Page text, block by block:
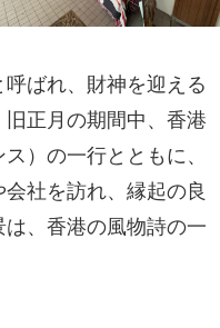
呼ばれ、財神を迎える
正月の期間中、香港
）の一行とともに、
社を訪れ、縁起の良
、香港の風物詩の一